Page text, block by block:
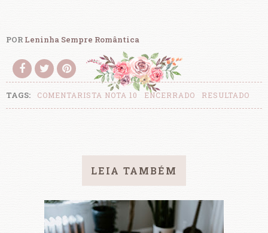
POR Leninha Sempre Romântica
TAGS: COMENTARISTA NOTA 10 ENCERRADO RESULTADO
LEIA TAMBÉM